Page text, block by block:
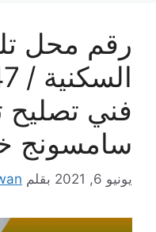
رقم محل
فني تصليح
سامسونج
يونيو 6, 2021 بقلم